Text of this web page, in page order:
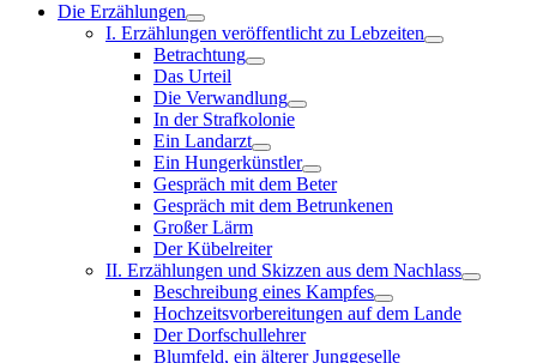
Die Erzählungen
I. Erzählungen veröffentlicht zu Lebzeiten
Betrachtung
Das Urteil
Die Verwandlung
In der Strafkolonie
Ein Landarzt
Ein Hungerkünstler
Gespräch mit dem Beter
Gespräch mit dem Betrunkenen
Großer Lärm
Der Kübelreiter
II. Erzählungen und Skizzen aus dem Nachlass
Beschreibung eines Kampfes
Hochzeitsvorbereitungen auf dem Lande
Der Dorfschullehrer
Blumfeld, ein älterer Junggeselle